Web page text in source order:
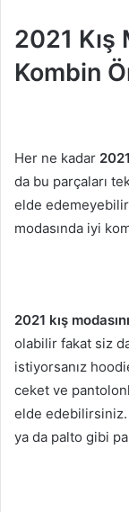
2021 Kış
Kombin
Her ne kadar
da bu parçaları
elde
modasında iyi
2021 kış
olabilir fakat siz
istiyorsanız
ceket ve
elde
ya da palto gibi